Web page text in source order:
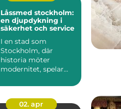
Låssmed stockholm:
en djupdykning i
säkerhet och service
I en stad som
Stockholm, där
historia möter
modernitet, spelar
avgörande roll.
Låssmed S...
02. apr